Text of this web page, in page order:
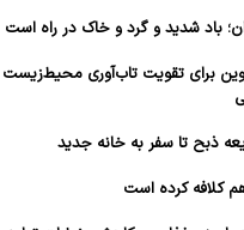
باد شدید و گرد و خاک در راه است
برای تقویت تاب‌آوری
ذبح تا سفر به خانه جدید
کلافه کرده است